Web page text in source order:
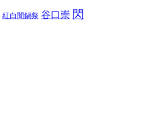
紅白闇鍋祭 谷口崇 閃